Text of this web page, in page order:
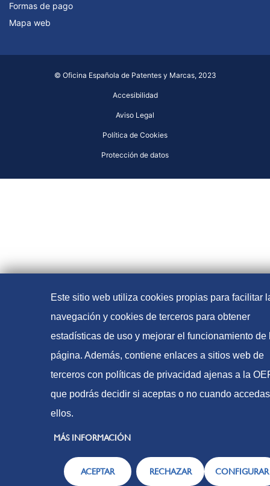
Formas de pago
Mapa web
© Oficina Española de Patentes y Marcas, 2023
Accesibilidad
Aviso Legal
Política de Cookies
Protección de datos
Este sitio web utiliza cookies propias para facilitar
navegación y cookies de terceros para obtener
estadísticas de uso y mejorar el funcionamiento de
página. Además, contiene enlaces a sitios web de
terceros con políticas de privacidad ajenas a la
que podrás decidir si aceptas o no cuando
ellos.
MÁS INFORMACIÓN
ACEPTAR RECHAZAR CONFIGURAR